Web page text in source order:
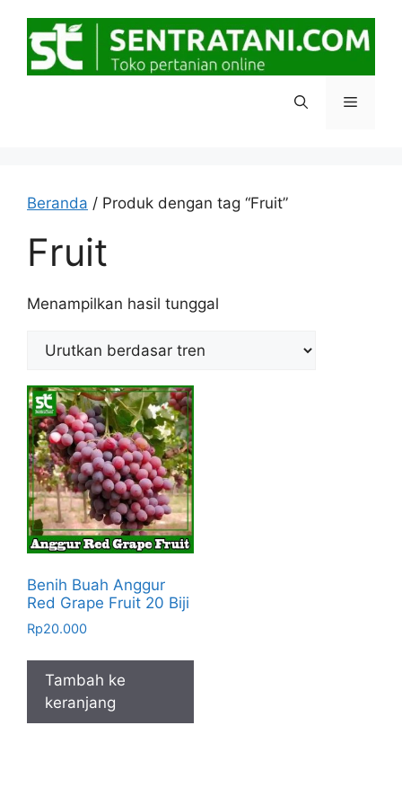
Menu
Beranda / Produk dengan tag “Fruit”
Fruit
Menampilkan hasil tunggal
Benih Buah Anggur
Red Grape Fruit 20 Biji
Rp20.000
Tambah ke
keranjang